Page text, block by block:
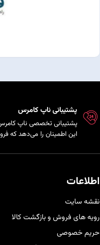
پشتیبانی ناپ کامرس
پشتیبانی تخصصی ناپ
این اطمینان را می‌دهد که
فنی در کمترین زمان ممکن
کنار شما خواهد بود.اطلاعات
نقشه سایت
رویه های فروش و بازگشت کالا
حریم خصوصی